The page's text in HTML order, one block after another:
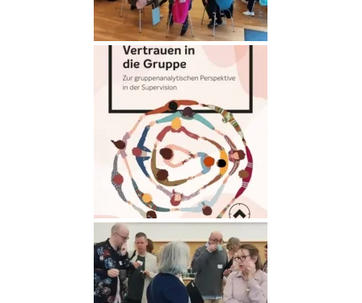
Medien (12)